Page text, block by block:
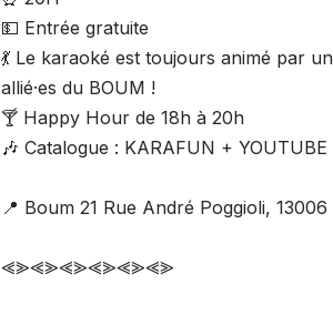
💵 Entrée gratuite
💃 Le karaoké est toujours animé par
allié·es du BOUM !
🍸 Happy Hour de 18h à 20h
🎶 Catalogue : KARAFUN + YOUTUBE
📍 Boum 21 Rue André Poggioli,
⪡⪢⪡⪢⪡⪢⪡⪢⪡⪢⪡⪢